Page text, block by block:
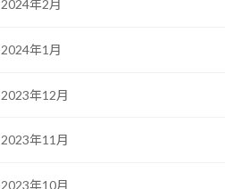
2024年2月
2024年1月
2023年12月
2023年11月
2023年10月